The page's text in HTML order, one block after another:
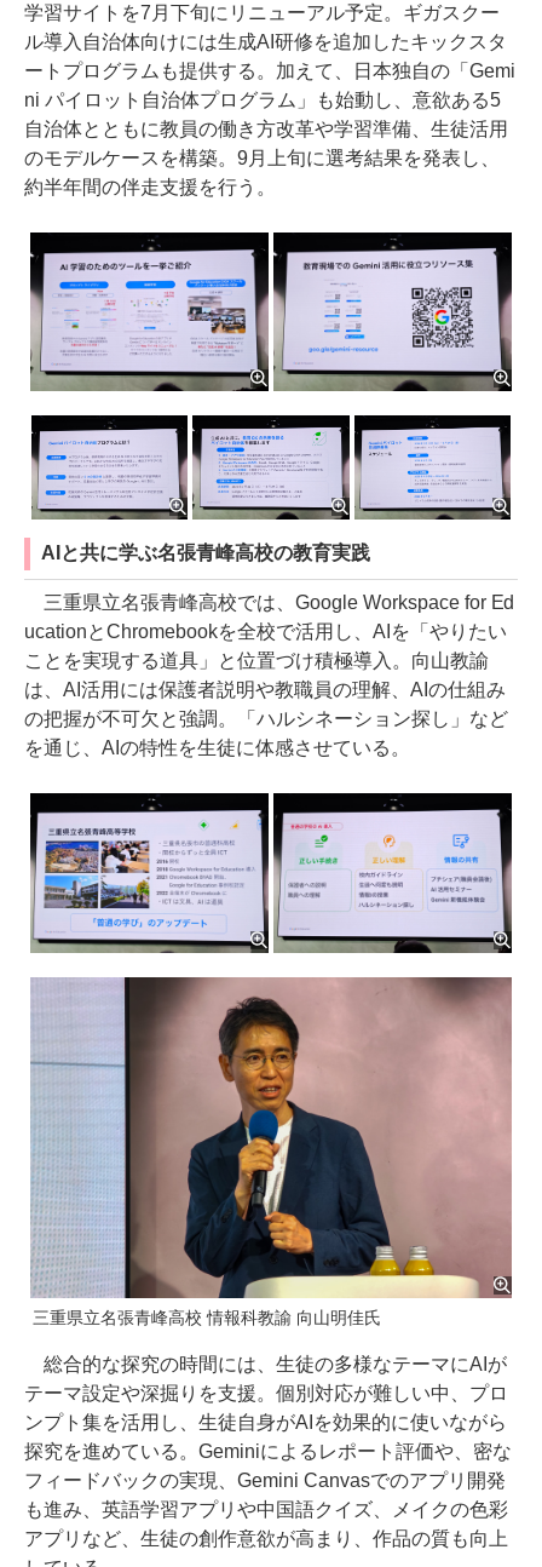
学習サイトを7月下旬にリニューアル予定。ギガスクー
ル導入自治体向けには生成AI研修を追加したキックスタ
ートプログラムも提供する。加えて、日本独自の「Gemi
ni パイロット自治体プログラム」も始動し、意欲ある5
自治体とともに教員の働き方改革や学習準備、生徒活用
のモデルケースを構築。9月上旬に選考結果を発表し、
約半年間の伴走支援を行う。
AIと共に学ぶ名張青峰高校の教育実践
三重県立名張青峰高校では、Google Workspace for Ed
ucationとChromebookを全校で活用し、AIを「やりたい
ことを実現する道具」と位置づけ積極導入。向山教諭
は、AI活用には保護者説明や教職員の理解、AIの仕組み
の把握が不可欠と強調。「ハルシネーション探し」など
を通じ、AIの特性を生徒に体感させている。
三重県立名張青峰高校 情報科教諭 向山明佳氏
総合的な探究の時間には、生徒の多様なテーマにAIが
テーマ設定や深掘りを支援。個別対応が難しい中、プロ
ンプト集を活用し、生徒自身がAIを効果的に使いながら
探究を進めている。Geminiによるレポート評価や、密な
フィードバックの実現、Gemini Canvasでのアプリ開発
も進み、英語学習アプリや中国語クイズ、メイクの色彩
アプリなど、生徒の創作意欲が高まり、作品の質も向上